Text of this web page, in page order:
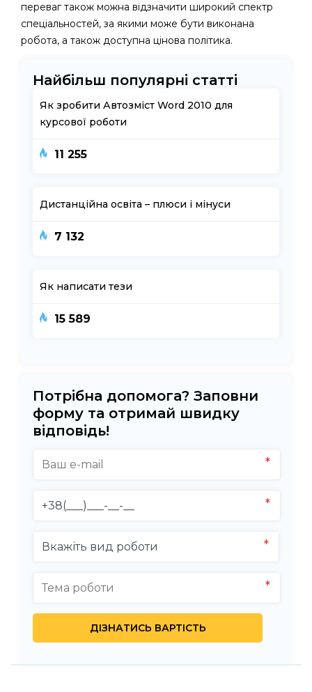
переваг також можна відзначити широкий спектр
спеціальностей, за якими може бути виконана
робота, а також доступна цінова політика.
Найбільш популярні статті
Як зробити Автозміст Word 2010 для
курсової роботи
11 255
Дистанційна освіта – плюси і мінуси
7 132
Як написати тези
15 589
Потрібна допомога? Заповни
форму та отримай швидку
відповідь!